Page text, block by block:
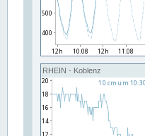
RHEIN - Koblenz